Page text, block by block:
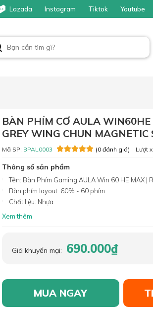
Lazada Instagram Tiktok Youtube
BÀN PHÍM CƠ AULA
GREY WING CHUN MAGNETIC
Mã SP: BPAL0003 (0 đánh giá) Lượt
Thông số sản phẩm
Tên: Bàn Phím Gaming AULA Win 60 HE MAX |
Bàn phím layout: 60% - 60 phím
Chất liệu: Nhựa
Xem thêm
Giá khuyến mại: 690.000₫
MUA NGAY